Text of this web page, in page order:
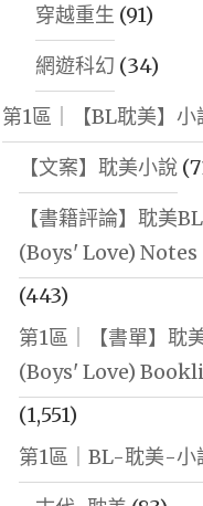
穿越重生 (91)
網遊科幻 (34)
第1區｜【BL耽美】小
【文案】耽美小說
【書籍評論】耽美
(Boys' Love) Notes
(443)
第1區｜【書單】耽
(Boys' Love)
(1,551)
第1區｜BL-耽美-小